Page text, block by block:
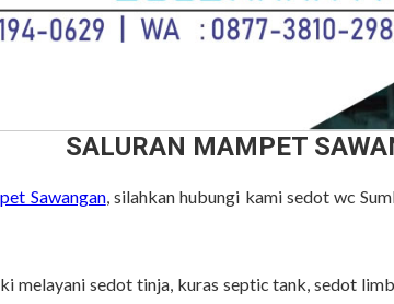
SALURAN MAMPET
Sawangan, silahkan hubungi kami sedot wc
melayani sedot tinja, kuras septic tank, sedot